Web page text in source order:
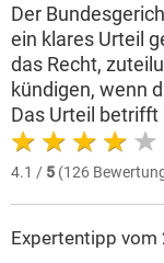
Der
ein klares Urteil
das Recht,
kündigen, wenn
Das Urteil
4.1 / 5 (126
Expertentipp vom